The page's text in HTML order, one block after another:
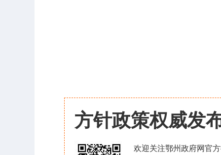
方针政策权威发
欢迎关注鄂州政府网官